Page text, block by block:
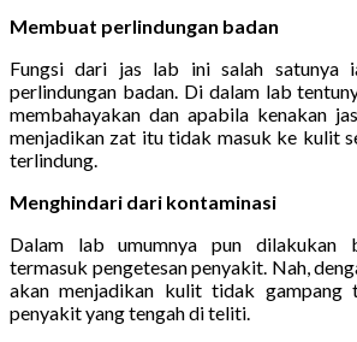
Membuat perlindungan badan
Fungsi dari jas lab ini salah satunya
perlindungan badan. Di dalam lab
membahayakan dan apabila kenakan
menjadikan zat itu tidak masuk ke kulit
terlindung.
Menghindari dari kontaminasi
Dalam lab umumnya pun dilakukan
termasuk pengetesan penyakit. Nah,
akan menjadikan kulit tidak gampang
penyakit yang tengah di teliti.